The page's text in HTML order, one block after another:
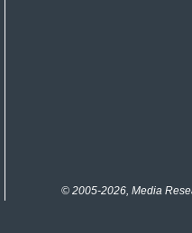
© 2005-2026, Media